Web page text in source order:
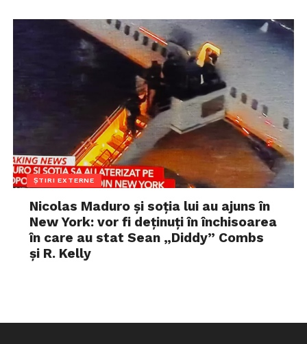
ȘTIRI EXTERNE
Nicolas Maduro și soția lui au ajuns în
New York: vor fi deținuți în închisoarea
în care au stat Sean „Diddy” Combs
și R. Kelly